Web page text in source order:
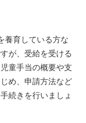
養育している方な
が、受給を受ける
童手当の概要や支
め、申請方法など
続きを行いましょ